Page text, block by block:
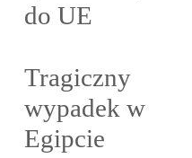
do UE
Tragiczny
wypadek w
Egipcie